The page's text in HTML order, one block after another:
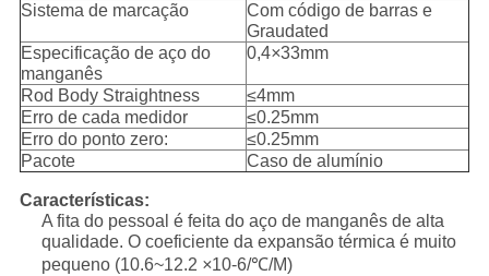
Sistema de marcação
Com código de barras e
Graudated
Especificação de aço do
manganês
0,4×33mm
Rod Body Straightness
≤4mm
Erro de cada medidor
≤0.25mm
Erro do ponto zero:
≤0.25mm
Pacote
Caso de alumínio
Características:
A fita do pessoal é feita do aço de manganês de alta
qualidade. O coeficiente da expansão térmica é muito
pequeno (10.6~12.2 ×10-6/℃/M)